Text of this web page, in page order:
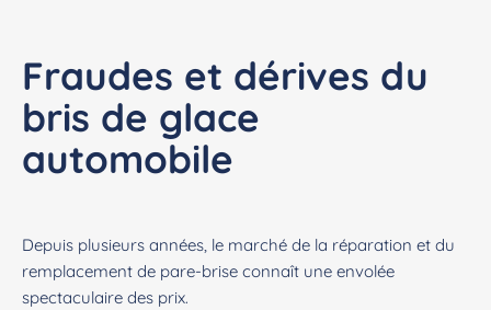
Fraudes et dérives du
bris de glace
automobile
Depuis plusieurs années, le marché de la réparation et du
remplacement de pare-brise connaît une envolée
spectaculaire des prix.